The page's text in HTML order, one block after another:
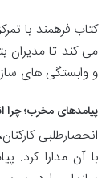
کتاب فرهمند با
می کند تا مدیران
و وابستگی های
پیامدهای مخرب؛ چرا
انحصارطلبی
با آن مدارا کرد.